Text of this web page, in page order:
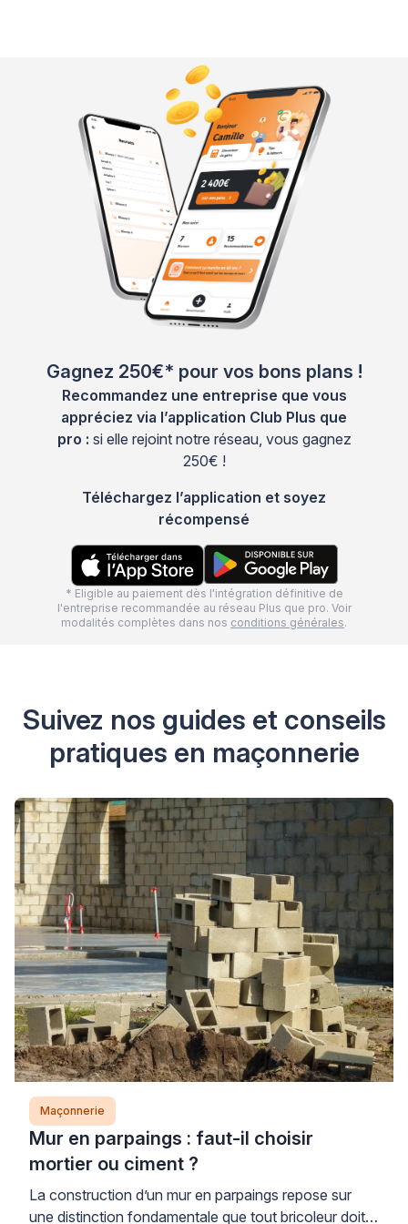
Gagnez 250€* pour vos bons plans !
Recommandez une entreprise que vous
appréciez via l’application Club Plus que
pro : si elle rejoint notre réseau, vous gagnez
250€ !
Téléchargez l’application et soyez
récompensé
* Eligible au paiement dès l'intégration définitive de
l'entreprise recommandée au réseau Plus que pro. Voir
modalités complètes dans nos conditions générales.
Suivez nos guides et conseils
pratiques en maçonnerie
Maçonnerie
Mur en parpaings : faut-il choisir
mortier ou ciment ?
La construction d’un mur en parpaings repose sur
une distinction fondamentale que tout bricoleur doit